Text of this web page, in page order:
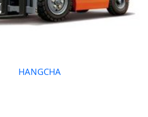
HANGCHA